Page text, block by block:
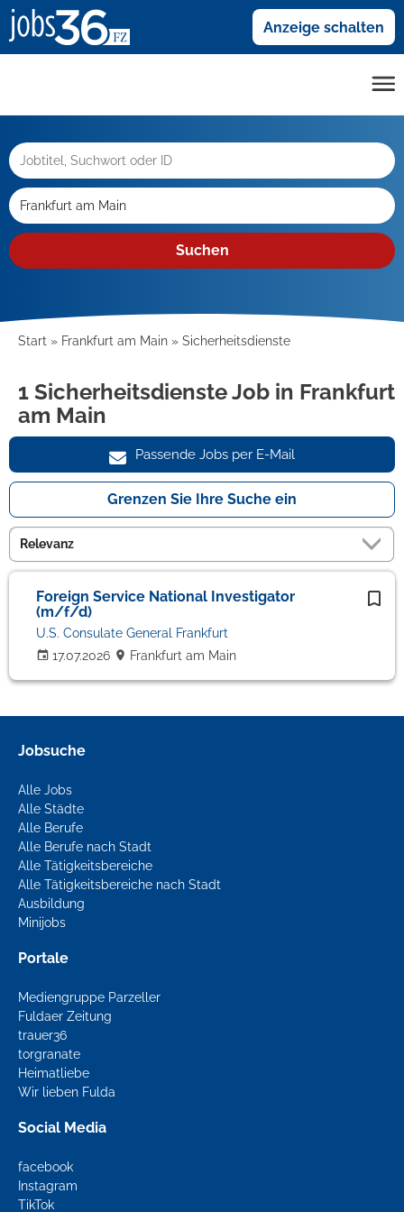
Anzeige schalten
Suchen
Start Frankfurt am Main Sicherheitsdienste
1 Sicherheitsdienste Job in Frankfurt
am Main
Passende Jobs per E-Mail
Grenzen Sie Ihre Suche ein
Foreign Service National Investigator
(m/f/d)
17.07.2026
U.S. Consulate General Frankfurt
Frankfurt am Main
Jobsuche
Alle Jobs
Alle Städte
Alle Berufe
Alle Berufe nach Stadt
Alle Tätigkeitsbereiche
Alle Tätigkeitsbereiche nach Stadt
Ausbildung
Minijobs
Portale
Mediengruppe Parzeller
Fuldaer Zeitung
trauer36
torgranate
Heimatliebe
Wir lieben Fulda
Social Media
facebook
Instagram
TikTok